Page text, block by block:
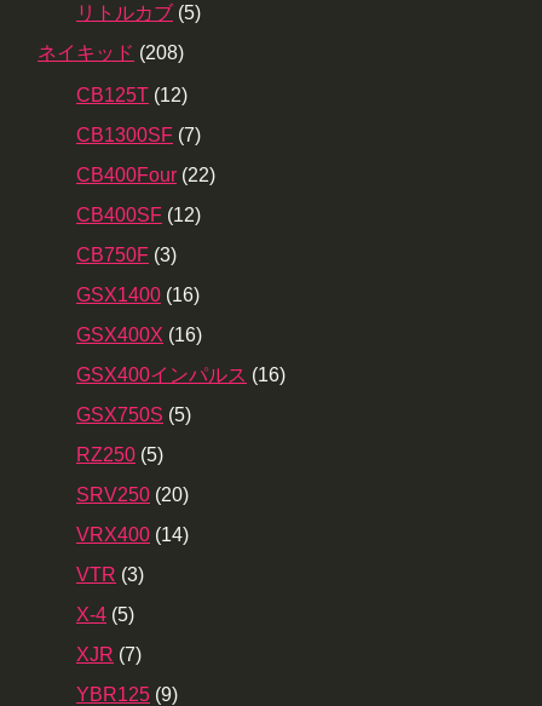
リトルカブ (5)
ネイキッド (208)
CB125T (12)
CB1300SF (7)
CB400Four (22)
CB400SF (12)
CB750F (3)
GSX1400 (16)
GSX400X (16)
GSX400インパルス (16)
GSX750S (5)
RZ250 (5)
SRV250 (20)
VRX400 (14)
VTR (3)
X-4 (5)
XJR (7)
YBR125 (9)